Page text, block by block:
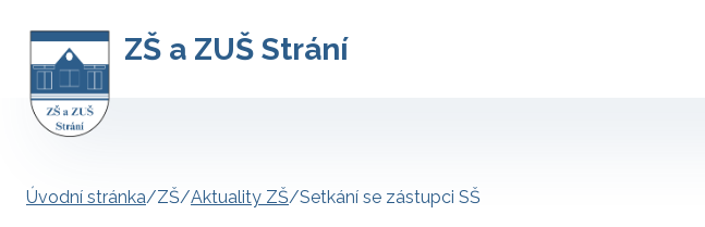
ZŠ a ZUŠ Strání
Úvodní stránka/ZŠ/Aktuality ZŠ/Setkání se zástupci SŠ